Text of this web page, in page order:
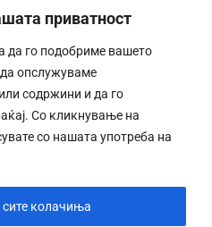
приватност
да го подобриме вашето
опслужуваме
содржини и да го
Со кликнување на
со нашата употреба на
колачиња